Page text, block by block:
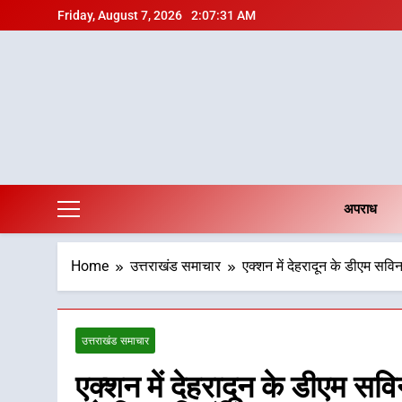
to
Friday, August 7, 2026 2:07:32 AM
अपराध
Home उत्तराखंड समाचार एक्शन में देहरादून के डीएम
उत्तराखंड समाचार
एक्शन में देहरादून के डीएम